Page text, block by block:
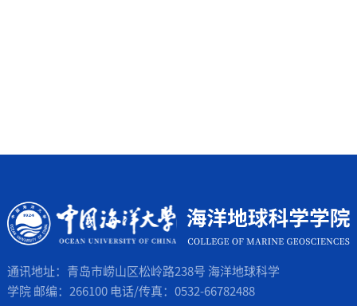
通讯地址：青岛市崂山区松岭路238号 海洋地球科学
学院 邮编：266100 电话/传真：0532-66782488